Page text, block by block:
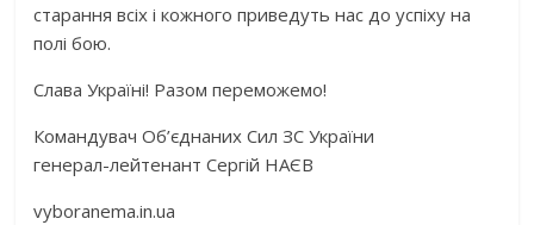
старання всіх і кожного приведуть нас до успіху на
полі бою.
Слава Україні! Разом переможемо!
Командувач Об’єднаних Сил ЗС України
генерал-лейтенант Сергій НАЄВ
vyboranema.in.ua